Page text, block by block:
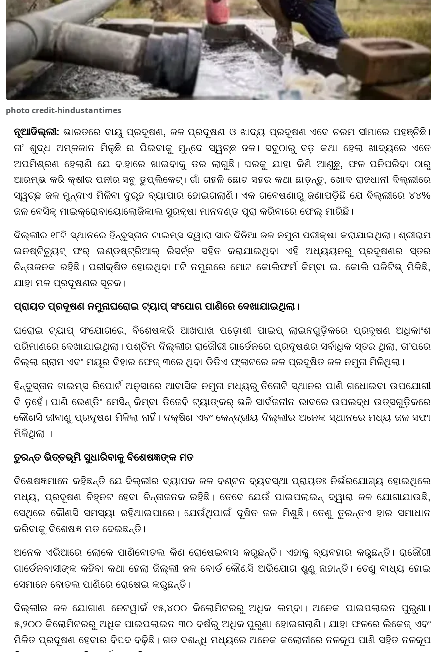
photo credit-hindustantimes
ନୂଆଦିଲ୍ଲୀ:ଭାରତରେ ବାୟୁ ପ୍ରଦୂଷଣ, ଜଳ ପ୍ରଦୂଷଣ ଓ ଖାଦ୍ୟ ପ୍ରଦୂଷଣ ଏବେ ଚରମ ସୀମାରେ ପହଞ୍ଚିଛି।
ନା’ ଶୁଦ୍ଧ ଅମ୍ଳଜାନ ମିଳୁଛି ନା ପିଇବାକୁ ମୁନ୍ଦେ ସ୍ୱଚ୍ଛ ଜଳ। ସବୁଠାରୁ ବଡ଼ କଥା ହେଲା ଖାଦ୍ୟରେ ଏତେ
ଅପମିଶ୍ରଣ ହେଲାଣି ଯେ ବାହାରେ ଖାଇବାକୁ ଡର ଲାଗୁଛି। ଘରକୁ ଯାହା କିଣି ଆଣୁଛୁ, ଫଳ ପନିପରିବା ଠାରୁ
ଆରମ୍ଭ କରି କ୍ଷୀର ପନୀର ସବୁ ଡୁପ୍ଲିକେଟ୍। ଗାଁ ଗହଳି ଛୋଟ ସହର କଥା ଛାଡ଼ନ୍ତୁ, ଖୋଦ ରାଜଧାନୀ ଦିଲ୍ଲୀରେ
ସ୍ୱଚ୍ଛ ଜଳ ମୁନ୍ଦାଏ ମିଳିବା ଦୁରୂହ ବ୍ୟାପାର ହୋଇଗଲାଣି। ଏକ ଗବେଷଣାରୁ ଜଣାପଡ଼ିଛି ଯେ ଦିଲ୍ଲୀରେ ୪୪%
ଜଳ ବେସିକ୍ ମାଇକ୍ରୋବାୟୋଲୋଜିକାଲ ସୁରକ୍ଷା ମାନଦଣ୍ଡ ପୂରା କରିବାରେ ଫେଲ୍ ମାରିଛି।
ଦିଲ୍ଲୀର ୧୮ଟି ସ୍ଥାନରେ ହିନ୍ଦୁସ୍ତାନ ଟାଇମ୍ସ ଦ୍ୱାରା ସାତ ଦିନିଆ ଜଳ ନମୁନା ପରୀକ୍ଷା କରାଯାଇଥିଲା। ଶ୍ରୀରାମ
ଇନଷ୍ଟିଚ୍ୟୁଟ୍ ଫର୍ ଇଣ୍ଡଷ୍ଟ୍ରିଆଲ୍ ରିସର୍ଚ୍ଚ ସହିତ କରାଯାଇଥିବା ଏହି ଅଧ୍ୟୟନରୁ ପ୍ରଦୂଷଣର ସ୍ତର
ଚିନ୍ତାଜନକ ରହିଛି। ପରୀକ୍ଷିତ ହୋଇଥିବା ୮ଟି ନମୁନାରେ ମୋଟ କୋଲିଫର୍ମ କିମ୍ବା ଇ. କୋଲି ପଜିଟିଭ୍ ମିଳିଛି,
ଯାହା ମଳ ପ୍ରଦୂଷଣର ସୂଚକ।
ପ୍ରାୟତ ପ୍ରଦୂଷଣ ନମୁନାଘରୋଇ ଟ୍ୟାପ୍ ସଂଯୋଗ ପାଣିରେ ଦେଖାଯାଇଥିଲା।
ଘରୋଇ ଟ୍ୟାପ୍ ସଂଯୋଗରେ, ବିଶେଷକରି ଆଖପାଖ ପଡ଼ୋଶୀ ପାଇପ୍ ଲାଇନଗୁଡ଼ିକରେ ପ୍ରଦୂଷଣ ଅଧିକାଂଶ
ପରିମାଣରେ ଦେଖାଯାଇଥିଲା। ପଶ୍ଚିମ ଦିଲ୍ଲୀର ରାଜୌରୀ ଗାର୍ଡେନରେ ପ୍ରଦୂଷଣର ସର୍ବାଧିକ ସ୍ତର ଥିଲା, ତା’ପରେ
ଚିଲ୍ଲା ଗ୍ରାମ ଏବଂ ମୟୂର ବିହାର ଫେଜ୍ ୩ରେ ଥିବା ଡିଡିଏ ଫ୍ଲାଟରେ ଜଳ ପ୍ରଦୂଷିତ ଜଳ ନମୁନା ମିଳିଥିଲା।
ହିନ୍ଦୁସ୍ତାନ ଟାଇମ୍ସ ରିପୋର୍ଟ ଅନୁସାରେ ଆବାସିକ ନମୁନା ମଧ୍ୟରୁ ତିନୋଟି ସ୍ଥାନର ପାଣି ଗଧୋଇବା ଉପଯୋଗୀ
ବି ନୁହେଁ। ପାଣି ଭେଣ୍ଡିଂ ମେସିନ୍ କିମ୍ବା ଡିଜେବି ଟ୍ୟାଙ୍କର୍ ଭଳି ସାର୍ବଜନୀନ ଭାବରେ ଉପଲବ୍ଧ ଉତ୍ସଗୁଡ଼ିକରେ
କୌଣସି ଜୀବାଣୁ ପ୍ରଦୂଷଣ ମିଳିଲା ନାହିଁ। ଦକ୍ଷିଣ ଏବଂ କେନ୍ଦ୍ରୀୟ ଦିଲ୍ଲୀର ଅନେକ ସ୍ଥାନରେ ମଧ୍ୟ ଜଳ ସଫା
ମିଳିଥିଲା ।
ତୁରନ୍ତ ଭିତ୍ତଭୂମି ସୁଧାରିବାକୁ ବିଶେଷଜ୍ଞଙ୍କ ମତ
ବିଶେଷଜ୍ଞମାନେ କହିଛନ୍ତି ଯେ ଦିଲ୍ଲୀର ବ୍ୟାପକ ଜଳ ବଣ୍ଟନ ବ୍ୟବସ୍ଥା ପ୍ରାୟତଃ ନିର୍ଭରଯୋଗ୍ୟ ହୋଇଥିଲେ
ମଧ୍ୟ, ପ୍ରଦୂଷଣ ଚିହ୍ନଟ ହେବା ଚିନ୍ତାଜନକ ରହିଛି। ତେବେ ଯେଉଁ ପାଇପଲାଇନ୍ ଦ୍ୱାରା ଜଳ ଯୋଗାଯାଉଛି,
ସେଥିରେ କୌଣସି ସମସ୍ୟା ରହିଥାଇପାରେ। ଯେଉଁଥିପାଇଁ ଦୂଷିତ ଜଳ ମିଶୁଛି। ତେଣୁ ତୁରନ୍ତଏ ହାର ସମାଧାନ
କରିବାକୁ ବିଶେଷଜ୍ଞ ମତ ଦେଇଛନ୍ତି।
ଅନେକ ଏରିଆରେ ଲୋକେ ପାଣିବୋତଲ କିଣ ରୋଷେଇବାସ କରୁଛନ୍ତି। ଏହାକୁ ବ୍ୟବହାର କରୁଛନ୍ତି। ରାଜୌରୀ
ଗାର୍ଡେନବାସୀଙ୍କ କହିବା କଥା ହେଲା ଜିଲ୍ଲୀ ଜଳ ବୋର୍ଡ କୌଣସି ଅଭିଯୋଗ ଶୁଣୁ ନାହାନ୍ତି। ତେଣୁ ବାଧ୍ୟ ହୋଇ
ସେମାନେ ବୋତଲ ପାଣିରେ ରୋଷେଇ କରୁଛନ୍ତି।
ଦିଲ୍ଲୀର ଜଳ ଯୋଗାଣ ନେଟୱାର୍କ ୧୫,୪୦୦ କିଲୋମିଟରରୁ ଅଧିକ ଲମ୍ବା। ଅନେକ ପାଇପଲାଇନ ପୁରୁଣା।
୫,୨୦୦ କିଲୋମିଟରରୁ ଅଧିକ ପାଇପଲାଇନ ୩୦ ବର୍ଷରୁ ଅଧିକ ପୁରୁଣା ହୋଇଗଲାଣି। ଯାହା ଫଳରେ ଲିକେଜ୍ ଏବଂ
ମିଳିତ ପ୍ରଦୂଷଣ ହେବାର ବିପଦ ବଢ଼ିଛି। ଗତ ଦଶନ୍ଧି ମଧ୍ୟରେ ଅନେକ କଲୋନୀରେ ନଳକୂପ ପାଣି ସହିତ ନଳକୂପ